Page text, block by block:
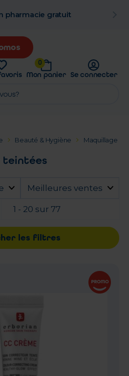
pharmacie gratuit
0
Mon panier Se connecter
Beauté & Hygiène Maquillage
teintées
Meilleures ventes
1 - 20 sur 77
les filtres